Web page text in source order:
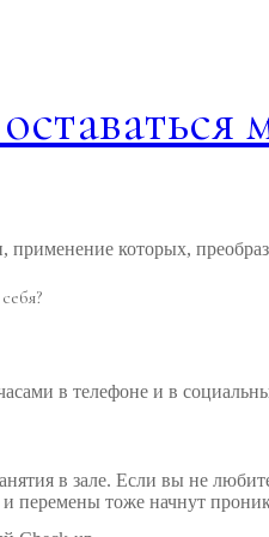
которых,
в телефоне и в
в зале. Если вы не
перемены тоже начнут